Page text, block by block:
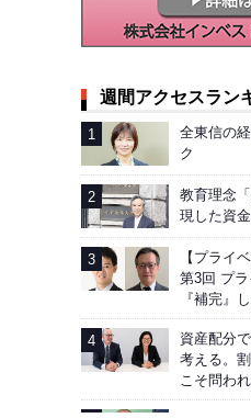
週間アクセスラン
全東信の
ク
教育理念
現した資
【プライ
第3回 プ
『補完』
資産配分
考える。
こそ問わ